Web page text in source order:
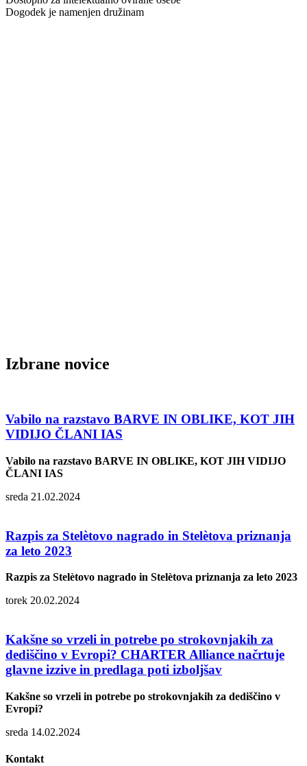
Dogodek je namenjen družinam
Izbrane novice
Vabilo na razstavo BARVE IN OBLIKE, KOT JIH
VIDIJO ČLANI IAS
Vabilo na razstavo BARVE IN OBLIKE, KOT JIH VIDIJO
ČLANI IAS
sreda 21.02.2024
Razpis za Stelètovo nagrado in Stelètova priznanja
za leto 2023
Razpis za Stelètovo nagrado in Stelètova priznanja za leto 2023
torek 20.02.2024
Kakšne so vrzeli in potrebe po strokovnjakih za
dediščino v Evropi? CHARTER Alliance načrtuje
glavne izzive in predlaga poti izboljšav
Kakšne so vrzeli in potrebe po strokovnjakih za dediščino v
Evropi?
sreda 14.02.2024
Kontakt